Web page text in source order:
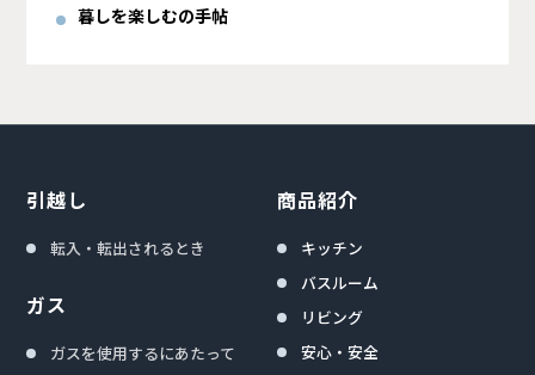
暮しを楽しむの手帖
引越し
転入・転出されるとき
ガス
ガスを使用するにあたって
商品紹介
キッチン
バスルーム
リビング
安心・安全